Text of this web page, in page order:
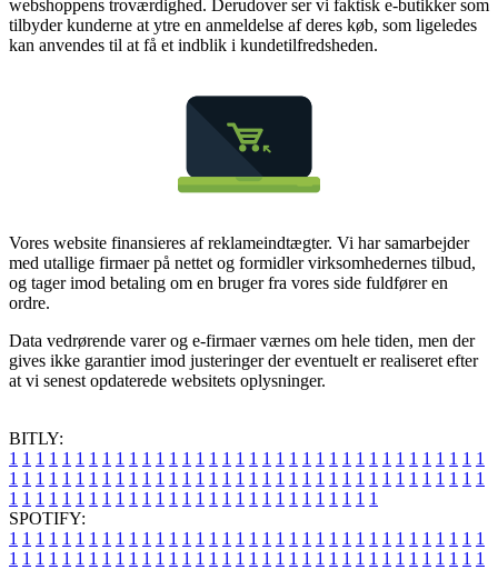
webshoppens troværdighed. Derudover ser vi faktisk e-butikker som
tilbyder kunderne at ytre en anmeldelse af deres køb, som ligeledes
kan anvendes til at få et indblik i kundetilfredsheden.
Vores website finansieres af reklameindtægter. Vi har samarbejder
med utallige firmaer på nettet og formidler virksomhedernes tilbud,
og tager imod betaling om en bruger fra vores side fuldfører en
ordre.
Data vedrørende varer og e-firmaer værnes om hele tiden, men der
gives ikke garantier imod justeringer der eventuelt er realiseret efter
at vi senest opdaterede websitets oplysninger.
BITLY:
1 1 1 1 1 1 1 1 1 1 1 1 1 1 1 1 1 1 1 1 1 1 1 1 1 1 1 1 1 1 1 1 1 1 1 1
1 1 1 1 1 1 1 1 1 1 1 1 1 1 1 1 1 1 1 1 1 1 1 1 1 1 1 1 1 1 1 1 1 1 1 1
1 1 1 1 1 1 1 1 1 1 1 1 1 1 1 1 1 1 1 1 1 1 1 1 1 1 1 1
SPOTIFY:
1 1 1 1 1 1 1 1 1 1 1 1 1 1 1 1 1 1 1 1 1 1 1 1 1 1 1 1 1 1 1 1 1 1 1 1
1 1 1 1 1 1 1 1 1 1 1 1 1 1 1 1 1 1 1 1 1 1 1 1 1 1 1 1 1 1 1 1 1 1 1 1